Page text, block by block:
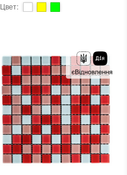
Цвет:
Основа: Самоклейка, Сетка
Назначение:
В интерьере, Для бани, Для бассейна, Для ванной комнаты и туалета, Для гостинной, Для душевой, Для кухни, Для спальни, Для фартука
Вес модуля: 0.57 кг
Размеры чипа: 25x25 мм
Толщина чипа: 4.5 мм
Площадь модуля: 0,088 м²
Страна производителя: Китай
Бренд: Sticker Wall
Тип поверхности: Глянцевая